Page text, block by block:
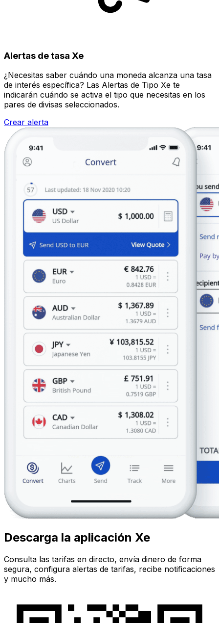
Alertas de tasa Xe
¿Necesitas saber cuándo una moneda alcanza una tasa
de interés específica? Las Alertas de Tipo Xe te
indicarán cuándo se activa el tipo que necesitas en los
pares de divisas seleccionados.
Crear alerta
Descarga la aplicación Xe
Consulta las tarifas en directo, envía dinero de forma
segura, configura alertas de tarifas, recibe notificaciones
y mucho más.